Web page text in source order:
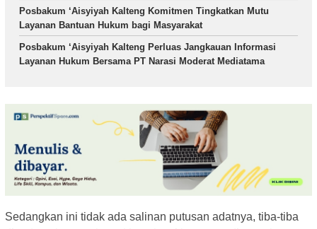
Posbakum ‘Aisyiyah Kalteng Komitmen Tingkatkan Mutu
Layanan Bantuan Hukum bagi Masyarakat
Posbakum ‘Aisyiyah Kalteng Perluas Jangkauan Informasi
Layanan Hukum Bersama PT Narasi Moderat Mediatama
Sedangkan ini tidak ada salinan putusan adatnya, tiba-tiba